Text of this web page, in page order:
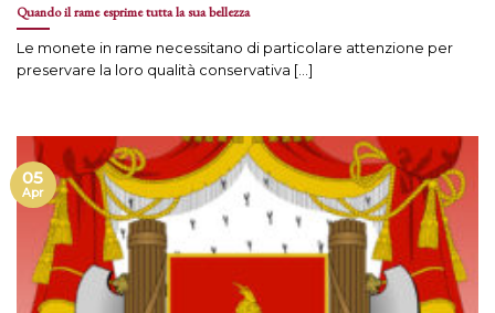
Quando il rame esprime tutta la sua bellezza
Le monete in rame necessitano di particolare attenzione per
preservare la loro qualità conservativa [...]
05
Apr